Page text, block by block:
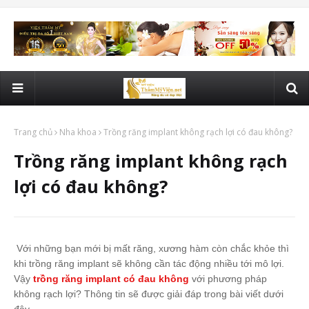
Trang chủ Nha khoa Trồng răng implant không rạch lợi có đau không?
Trồng răng implant không rạch
lợi có đau không?
Với những bạn mới bị mất răng, xương hàm còn chắc khỏe thì
khi trồng răng implant sẽ không cần tác động nhiều tới mô lợi.
Vậy trồng răng implant có đau không với phương pháp
không rạch lợi? Thông tin sẽ được giải đáp trong bài viết dưới